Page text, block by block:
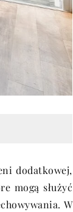
dodatkowej,
mogą służyć
W